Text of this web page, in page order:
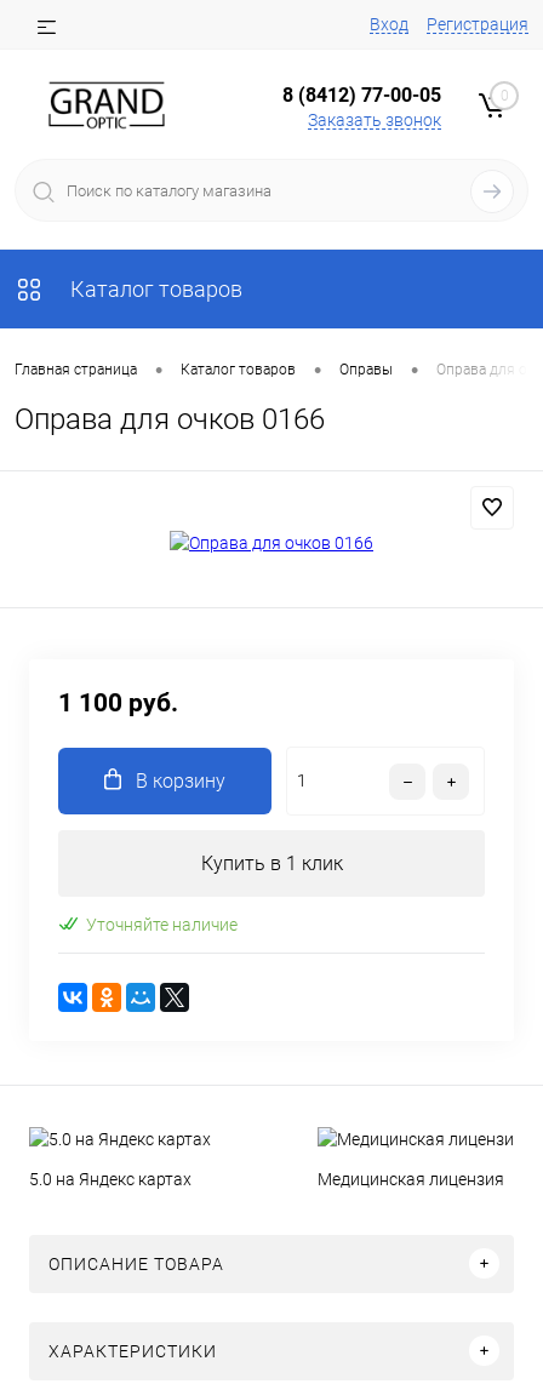
Вход Регистрация
8 (8412) 77-00-05
Заказать звонок
0
Каталог товаров
Главная страница • Каталог товаров • Оправы • Оправа для
Оправа для очков 0166
1 100 руб.
В корзину
Купить в 1 клик
Уточняйте наличие
5.0 на Яндекс картах Медицинская лицензия
ОПИСАНИЕ ТОВАРА
ХАРАКТЕРИСТИКИ